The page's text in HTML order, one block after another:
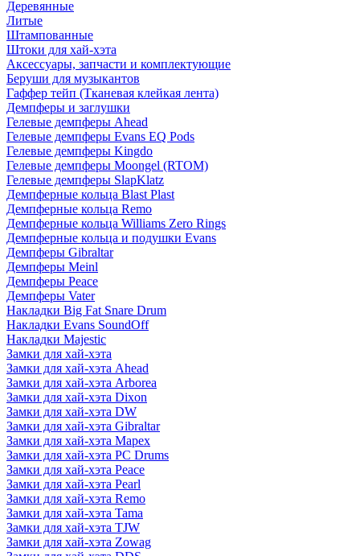
Деревянные
Литые
Штампованные
Штоки для хай-хэта
Аксессуары, запчасти и комплектующие
Беруши для музыкантов
Гаффер тейп (Тканевая клейкая лента)
Демпферы и заглушки
Гелевые демпферы Ahead
Гелевые демпферы Evans EQ Pods
Гелевые демпферы Kingdo
Гелевые демпферы Moongel (RTOM)
Гелевые демпферы SlapKlatz
Демпферные кольца Blast Plast
Демпферные кольца Remo
Демпферные кольца Williams Zero Rings
Демпферные кольца и подушки Evans
Демпферы Gibraltar
Демпферы Meinl
Демпферы Peace
Демпферы Vater
Накладки Big Fat Snare Drum
Накладки Evans SoundOff
Накладки Majestic
Замки для хай-хэта
Замки для хай-хэта Ahead
Замки для хай-хэта Arborea
Замки для хай-хэта Dixon
Замки для хай-хэта DW
Замки для хай-хэта Gibraltar
Замки для хай-хэта Mapex
Замки для хай-хэта PC Drums
Замки для хай-хэта Peace
Замки для хай-хэта Pearl
Замки для хай-хэта Remo
Замки для хай-хэта Tama
Замки для хай-хэта TJW
Замки для хай-хэта Zowag